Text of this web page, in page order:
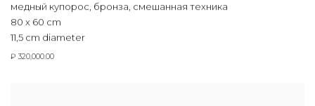
медный купорос, бронза, смешанная техника
80 х 60 cm
11,5 cm diameter
₽ 320,000.00